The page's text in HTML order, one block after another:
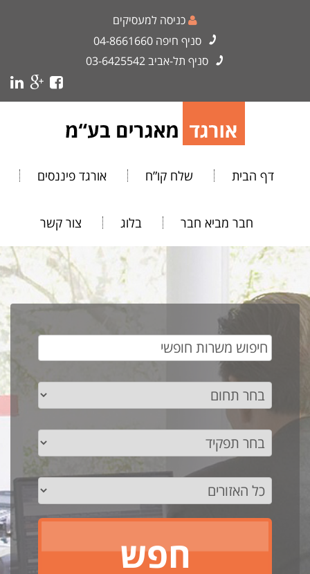
כניסה למעסיקים
סניף חיפה 04-8661660
סניף תל-אביב03-6425542
דף הבית שלח קו”ח אורגד פיננסים
חבר מביא חבר בלוג צור קשר